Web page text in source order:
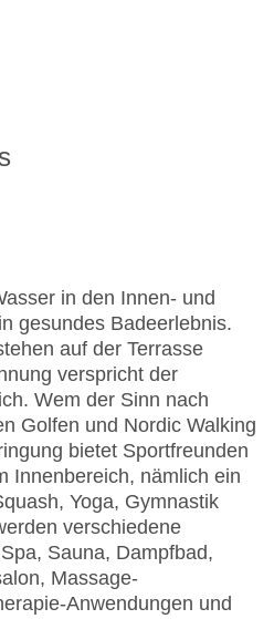
in den Innen- und
gesundes Badeerlebnis.
auf der Terrasse
verspricht der
Wem der Sinn nach
Golfen und Nordic Walking
bietet Sportfreunden
Innenbereich, nämlich ein
Yoga, Gymnastik
verschiedene
Sauna, Dampfbad,
Massage-
Anwendungen und